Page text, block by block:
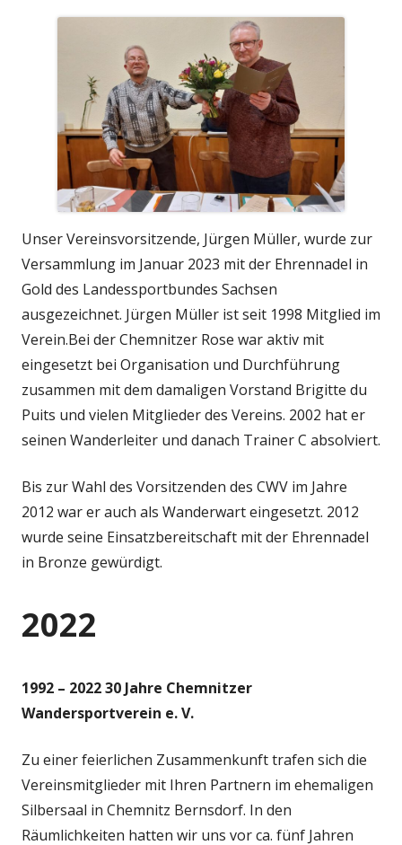
Unser Vereinsvorsitzende, Jürgen Müller, wurde zur
Versammlung im Januar 2023 mit der Ehrennadel in
Gold des Landessportbundes Sachsen
ausgezeichnet. Jürgen Müller ist seit 1998 Mitglied im
Verein.Bei der Chemnitzer Rose war aktiv mit
eingesetzt bei Organisation und Durchführung
zusammen mit dem damaligen Vorstand Brigitte du
Puits und vielen Mitglieder des Vereins. 2002 hat er
seinen Wanderleiter und danach Trainer C absolviert.
Bis zur Wahl des Vorsitzenden des CWV im Jahre
2012 war er auch als Wanderwart eingesetzt. 2012
wurde seine Einsatzbereitschaft mit der Ehrennadel
in Bronze gewürdigt.
2022
1992 – 2022 30 Jahre Chemnitzer
Wandersportverein e. V.
Zu einer feierlichen Zusammenkunft trafen sich die
Vereinsmitglieder mit Ihren Partnern im ehemaligen
Silbersaal in Chemnitz Bernsdorf. In den
Räumlichkeiten hatten wir uns vor ca. fünf Jahren